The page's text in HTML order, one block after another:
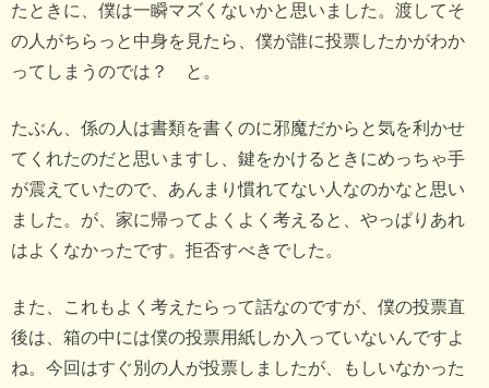
たときに、僕は一瞬マズくないかと思いました。渡してそ
の人がちらっと中身を見たら、僕が誰に投票したかがわか
ってしまうのでは？ と。
たぶん、係の人は書類を書くのに邪魔だからと気を利かせ
てくれたのだと思いますし、鍵をかけるときにめっちゃ手
が震えていたので、あんまり慣れてない人なのかなと思い
ました。が、家に帰ってよくよく考えると、やっぱりあれ
はよくなかったです。拒否すべきでした。
また、これもよく考えたらって話なのですが、僕の投票直
後は、箱の中には僕の投票用紙しか入っていないんですよ
ね。今回はすぐ別の人が投票しましたが、もしいなかった